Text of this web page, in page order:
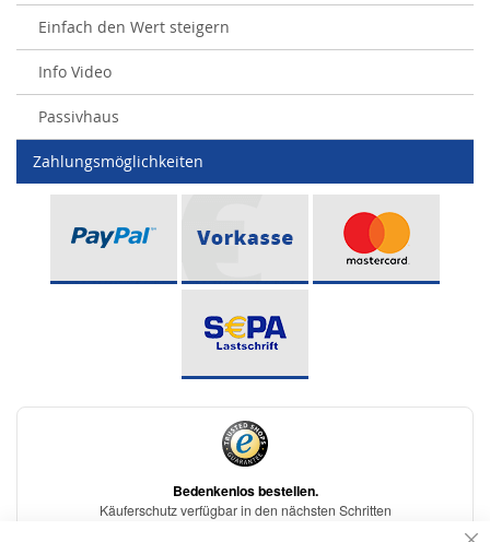
Einfach den Wert steigern
Info Video
Passivhaus
Zahlungsmöglichkeiten